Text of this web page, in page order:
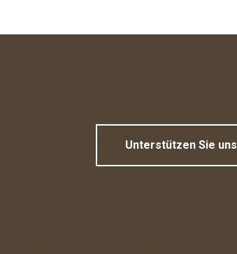
Unterstützen Sie uns